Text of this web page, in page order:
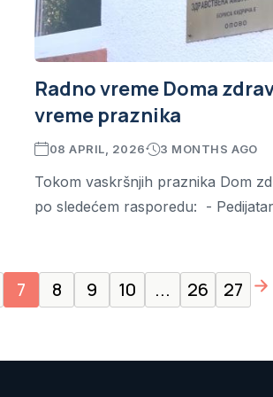
Radno vreme Doma
vreme praznika
08 APRIL, 2026 3 MONTHS AGO
Tokom vaskršnjih praznika Dom
po sledećem rasporedu: -
7 8 9 10 ... 26 27